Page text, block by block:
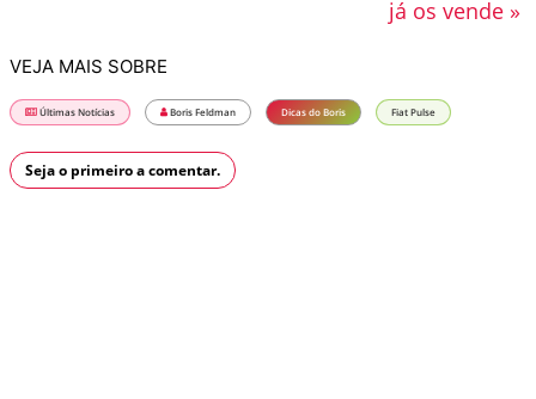
já os vende »
VEJA MAIS SOBRE
Últimas Notícias Boris Feldman Dicas do Boris Fiat Pulse
Seja o primeiro a comentar.